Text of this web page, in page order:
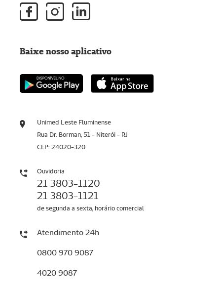
Unimed Leste Fluminense
Rua Dr. Borman, 51 - Niterói - RJ
CEP: 24020-320
Ouvidoria
21 3803-1120
21 3803-1121
de segunda a sexta, horário comercial
Atendimento 24h
0800 970 9087
4020 9087
Baixe nosso aplicativo